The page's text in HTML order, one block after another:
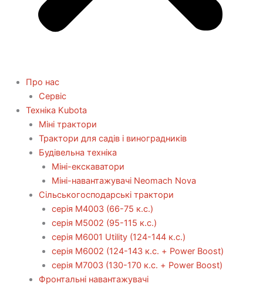
Про нас
Сервіс
Технiка Kubota
Міні трактори
Трактори для садів і виноградників
Будівельна техніка
Міні-екскаватори
Міні-навантажувачі Neomach Nova
Сільськогосподарські трактори
серія М4003 (66-75 к.с.)
серія М5002 (95-115 к.с.)
серія M6001 Utility (124-144 к.с.)
серія М6002 (124-143 к.с. + Power Boost)
серія М7003 (130-170 к.с. + Power Boost)
Фронтальні навантажувачі